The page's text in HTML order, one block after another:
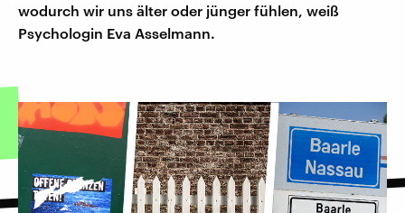
wodurch wir uns älter oder jünger fühlen, weiß
Psychologin Eva Asselmann.